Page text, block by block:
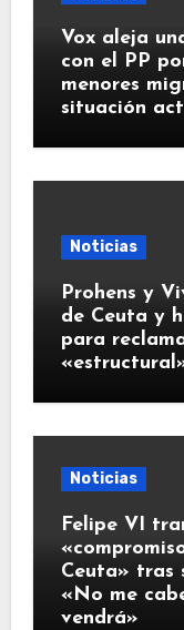
Vox aleja
con el PP
menores
situación
Noticias
Prohens y
de Ceuta y
para
Noticias
Felipe VI
Ceuta» tras
«No me
vendrá»